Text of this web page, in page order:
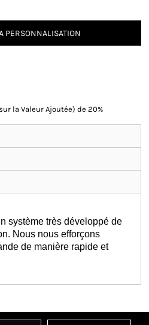
PERSONNALISATION
la Valeur Ajoutée) de 20%
système très développé de
Nous nous efforçons
de manière rapide et